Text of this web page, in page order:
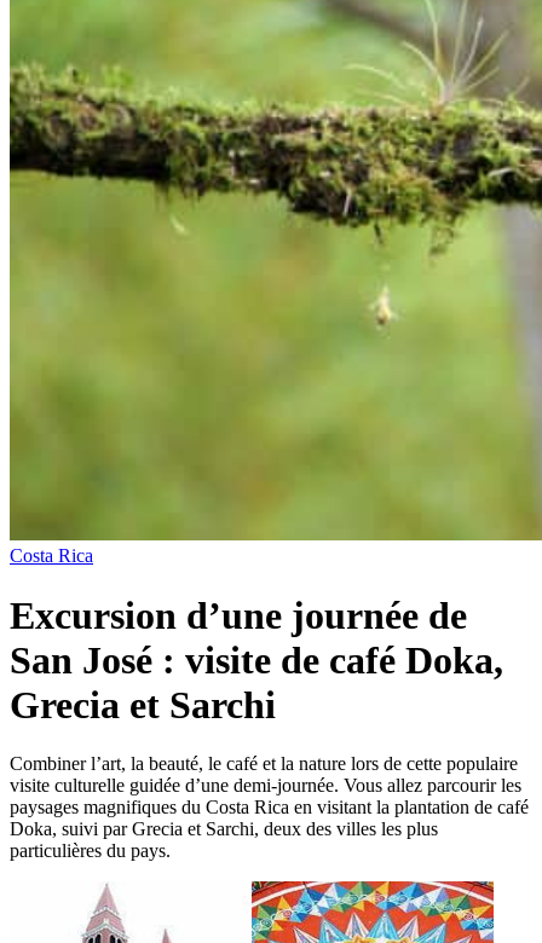
Costa Rica
Excursion d’une journée de
San José : visite de café Doka,
Grecia et Sarchi
Combiner l’art, la beauté, le café et la nature lors de cette populaire
visite culturelle guidée d’une demi-journée. Vous allez parcourir les
paysages magnifiques du Costa Rica en visitant la plantation de café
Doka, suivi par Grecia et Sarchi, deux des villes les plus
particulières du pays.